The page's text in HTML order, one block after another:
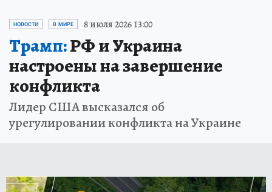
НОВОСТИ В МИРЕ 8 июля 2026 13:00
Трамп:РФ и Украина
настроены на завершение
конфликта
Лидер США высказался об
урегулировании конфликта на Украине